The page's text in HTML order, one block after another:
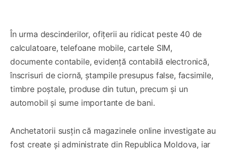
În urma descinderilor, ofițerii au ridicat peste 40 de
calculatoare, telefoane mobile, cartele SIM,
documente contabile, evidență contabilă electronică,
înscrisuri de ciornă, ștampile presupus false, facsimile,
timbre poștale, produse din tutun, precum și un
automobil și sume importante de bani.
Anchetatorii susțin că magazinele online investigate au
fost create și administrate din Republica Moldova, iar